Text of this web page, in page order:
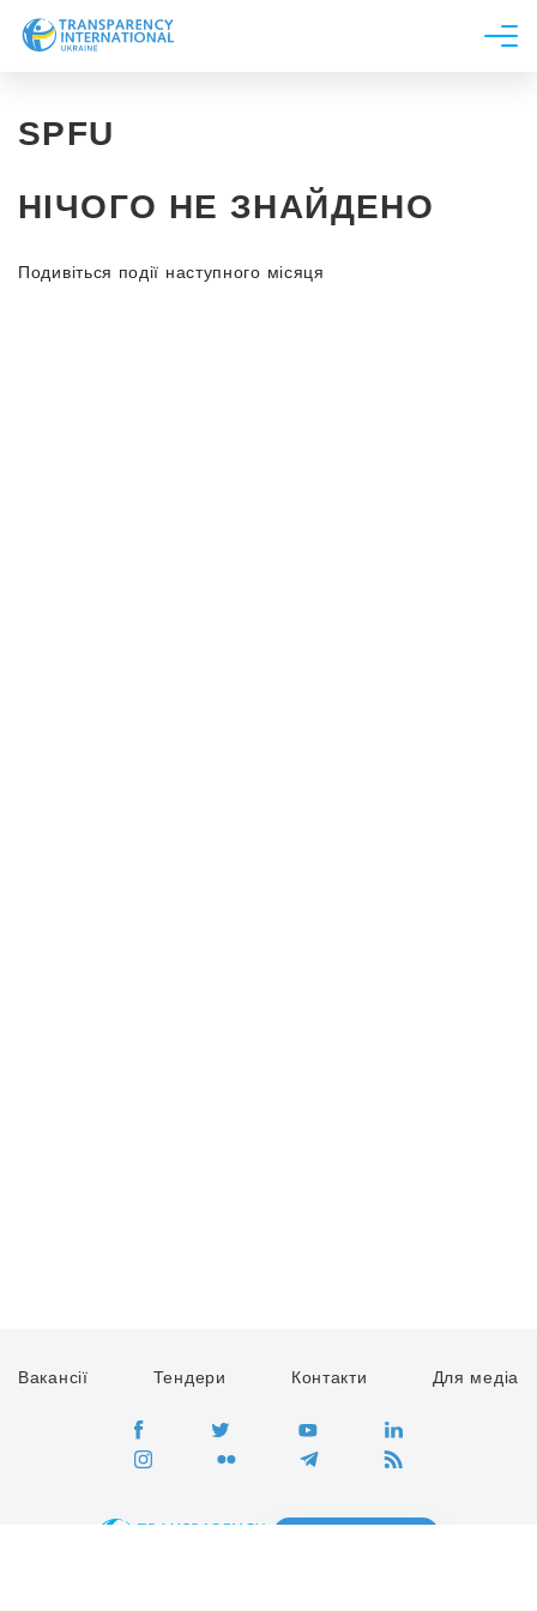
Новини
Напрями роботи
Долучитися
SPFU
НІЧОГО НЕ ЗНАЙДЕНО
Подивіться події наступного місяця
Вакансії Тендери Контакти Для медіа